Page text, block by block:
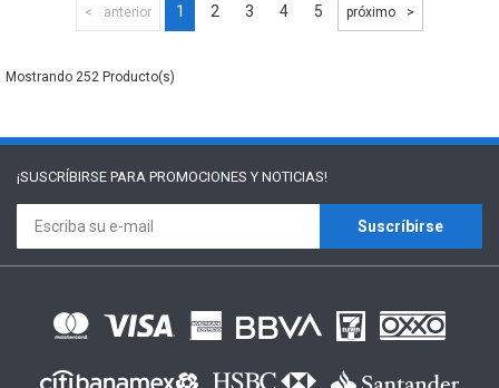
anterior 1 2 3 4 5 próximo
252
¡SUSCRÍBIRSE PARA PROMOCIONES Y NOTICIAS!
Suscríbirse